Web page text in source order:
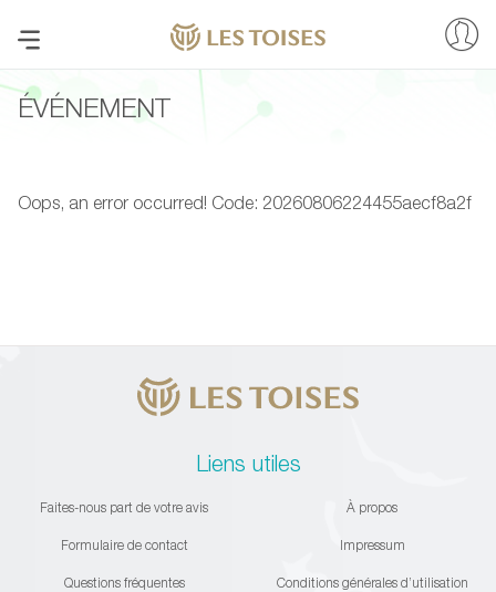
ÉVÉNEMENT
Oops, an error occurred! Code: 20260806224455aecf8a2f
Liens utiles
Faites-nous part de votre avis
Formulaire de contact
Questions fréquentes
À propos
Impressum
Conditions générales d’utilisation